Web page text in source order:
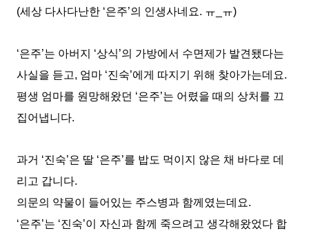
(세상 다사다난한 ‘은주’의 인생사네요. ㅠ_ㅠ)
‘은주’는 아버지 ‘상식’의 가방에서 수면제가 발견됐다는
사실을 듣고, 엄마 ‘진숙’에게 따지기 위해 찾아가는데요.
평생 엄마를 원망해왔던 ‘은주’는 어렸을 때의 상처를 끄
집어냅니다.
과거 ‘진숙’은 딸 ‘은주’를 밥도 먹이지 않은 채 바다로 데
리고 갑니다.
의문의 약물이 들어있는 주스병과 함께였는데요.
‘은주’는 ‘진숙’이 자신과 함께 죽으려고 생각해왔었다 합